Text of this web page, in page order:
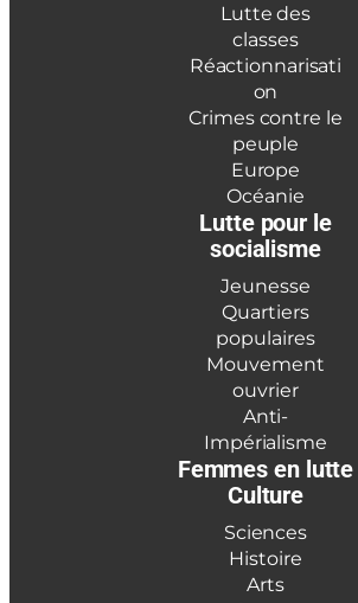
Lutte des
classes
Réactionnarisati
on
Crimes contre le
peuple
Europe
Océanie
Lutte pour le
socialisme
Jeunesse
Quartiers
populaires
Mouvement
ouvrier
Anti-
Impérialisme
Femmes en lutte
Culture
Sciences
Histoire
Arts